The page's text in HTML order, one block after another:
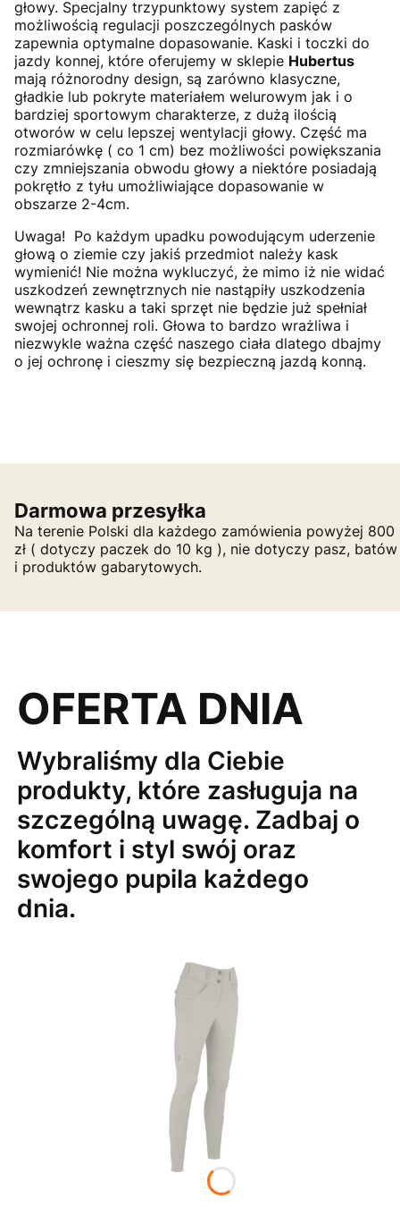
głowy. Specjalny trzypunktowy system zapięć z
możliwością regulacji poszczególnych pasków
zapewnia optymalne dopasowanie. Kaski i toczki do
jazdy konnej, które oferujemy w sklepie Hubertus
mają różnorodny design, są zarówno klasyczne,
gładkie lub pokryte materiałem welurowym jak i o
bardziej sportowym charakterze, z dużą ilością
otworów w celu lepszej wentylacji głowy. Część ma
rozmiarówkę ( co 1 cm) bez możliwości powiększania
czy zmniejszania obwodu głowy a niektóre posiadają
pokrętło z tyłu umożliwiające dopasowanie w
obszarze 2-4cm.
Uwaga! Po każdym upadku powodującym uderzenie
głową o ziemie czy jakiś przedmiot należy kask
wymienić! Nie można wykluczyć, że mimo iż nie widać
uszkodzeń zewnętrznych nie nastąpiły uszkodzenia
wewnątrz kasku a taki sprzęt nie będzie już spełniał
swojej ochronnej roli. Głowa to bardzo wrażliwa i
niezwykle ważna część naszego ciała dlatego dbajmy
o jej ochronę i cieszmy się bezpieczną jazdą konną.
Darmowa przesyłka
Na terenie Polski dla każdego zamówienia powyżej 800
zł ( dotyczy paczek do 10 kg ), nie dotyczy pasz, batów
i produktów gabarytowych.
OFERTA DNIA
Wybraliśmy dla Ciebie
produkty, które zasługuja na
szczególną uwagę. Zadbaj o
komfort i styl swój oraz
swojego pupila każdego
dnia.